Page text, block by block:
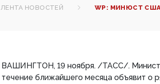
ЛЕНТА НОВОСТЕЙ WP: МИНЮСТ
ВАШИНГТОН, 19 ноября. /ТАСС/.
течение ближайшего месяца объявит о